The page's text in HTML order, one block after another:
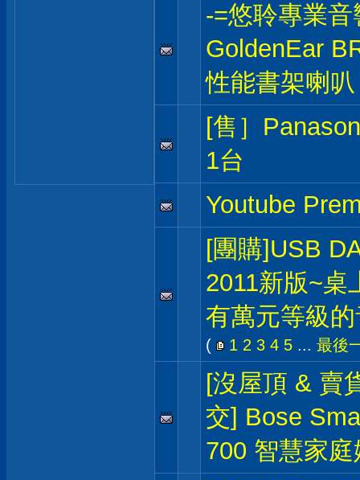
-=悠聆專業音
GoldenEar
性能書架喇叭
[售］
1台
Youtube
[團購]USB
2011新版~桌
有萬元等級
( 1 2 3 4 5 ... 最後
[沒屋頂 & 賣
交] Bose
700 智慧家